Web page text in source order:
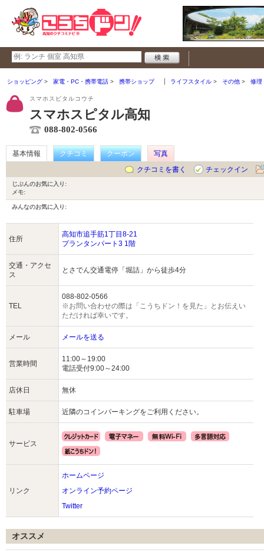
ショッピング 家電・PC・携帯電話 携帯ショップ ライフスタイル その他 修理
スマホスピタルコウチ
スマホスピタル高知
088-802-0566
基本情報 クチコミ クーポン
写真
クチコミを書く
チェックイン
じぶんのお気に入り:
メモ:
みんなのお気に入り:
住所
高知市追手筋1丁目8-21
プランタンパート3 1階
交通・アクセ
ス
とさでん交通電停「堀詰」から徒歩4分
TEL
088-802-0566
※お問い合わせの際は「こうちドン！を見た」とお伝えい
ただければ幸いです。
メール メールを送る
営業時間
11:00～19:00
電話受付9:00～24:00
店休日 無休
駐車場 近隣のコインパーキングをご利用ください。
サービス
リンク
ホームページ
オンライン予約ページ
Twitter
オススメ